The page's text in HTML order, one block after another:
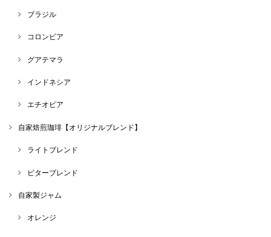
ブラジル
コロンビア
グアテマラ
インドネシア
エチオピア
自家焙煎珈琲【オリジナルブレンド】
ライトブレンド
ビターブレンド
自家製ジャム
オレンジ